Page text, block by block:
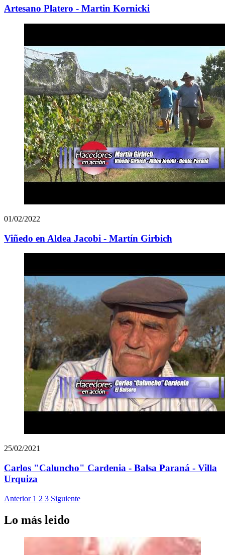
Artesano Platero - Martin Kornicki
01/02/2022
Viñedo en Aldea Jacobi - Martín Girbich
25/02/2021
Carlos "Caluncho" Cardenia - Balsa Paraná - Villa
Urquiza
Anterior 1 2 3 Siguiente
Lo más leido